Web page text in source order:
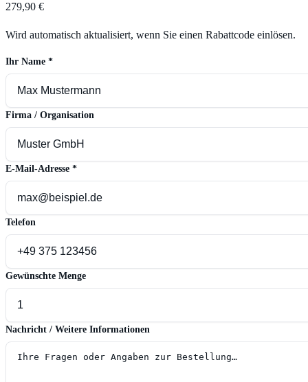
279,90 €
Wird automatisch aktualisiert, wenn Sie einen Rabattcode einlösen.
Ihr Name *
Firma / Organisation
E-Mail-Adresse *
Telefon
Gewünschte Menge
Nachricht / Weitere Informationen